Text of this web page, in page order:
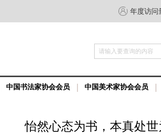
年度访问
请输入要查询的内容
中国书法家协会会员 中国美术家协会会员
怡然心态为书，本真处世